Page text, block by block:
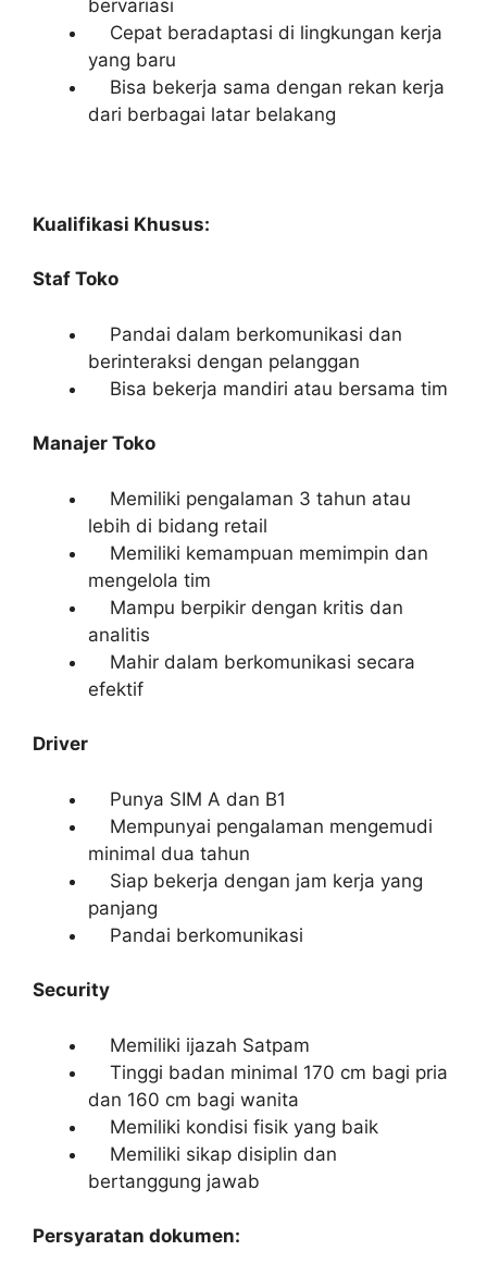
bervariasi
Cepat beradaptasi di lingkungan kerja
yang baru
Bisa bekerja sama dengan rekan kerja
dari berbagai latar belakang
Kualifikasi Khusus:
Staf Toko
Pandai dalam berkomunikasi dan
berinteraksi dengan pelanggan
Bisa bekerja mandiri atau bersama tim
Manajer Toko
Memiliki pengalaman 3 tahun atau
lebih di bidang retail
Memiliki kemampuan memimpin dan
mengelola tim
Mampu berpikir dengan kritis dan
analitis
Mahir dalam berkomunikasi secara
efektif
Driver
Punya SIM A dan B1
Mempunyai pengalaman mengemudi
minimal dua tahun
Siap bekerja dengan jam kerja yang
panjang
Pandai berkomunikasi
Security
Memiliki ijazah Satpam
Tinggi badan minimal 170 cm bagi pria
dan 160 cm bagi wanita
Memiliki kondisi fisik yang baik
Memiliki sikap disiplin dan
bertanggung jawab
Persyaratan dokumen: